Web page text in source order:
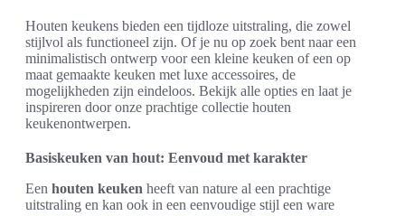
Houten keukens bieden een tijdloze uitstraling, die zowel
stijlvol als functioneel zijn. Of je nu op zoek bent naar een
minimalistisch ontwerp voor een kleine keuken of een op
maat gemaakte keuken met luxe accessoires, de
mogelijkheden zijn eindeloos. Bekijk alle opties en laat je
inspireren door onze prachtige collectie houten
keukenontwerpen.
Basiskeuken van hout: Eenvoud met karakter
Een houten keuken heeft van nature al een prachtige
uitstraling en kan ook in een eenvoudige stijl een ware